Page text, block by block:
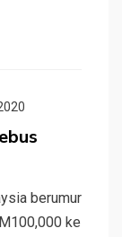
berumur
ke